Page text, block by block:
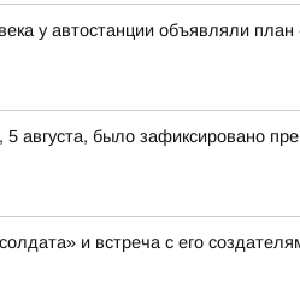
у автостанции объявляли план
5 августа, было зафиксировано
и встреча с его